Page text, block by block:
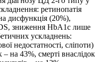
ретинопатія
дисфункція (20%),
зниження HbA1c лише
ускладнень:
недостатності, сліпоти)
на 43%, смерті внаслідок